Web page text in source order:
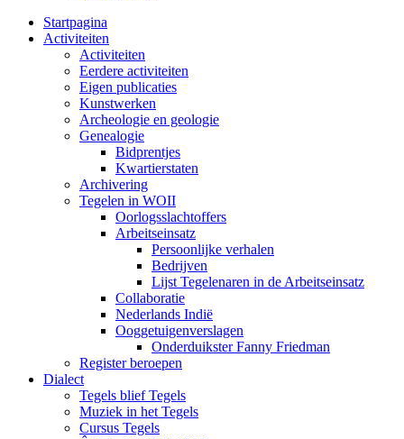
Startpagina
Activiteiten
Activiteiten
Eerdere activiteiten
Eigen publicaties
Kunstwerken
Archeologie en geologie
Genealogie
Bidprentjes
Kwartierstaten
Archivering
Tegelen in WOII
Oorlogsslachtoffers
Arbeitseinsatz
Persoonlijke verhalen
Bedrijven
Lijst Tegelenaren in de Arbeitseinsatz
Collaboratie
Nederlands Indië
Ooggetuigenverslagen
Onderduikster Fanny Friedman
Register beroepen
Dialect
Tegels blief Tegels
Muziek in het Tegels
Cursus Tegels